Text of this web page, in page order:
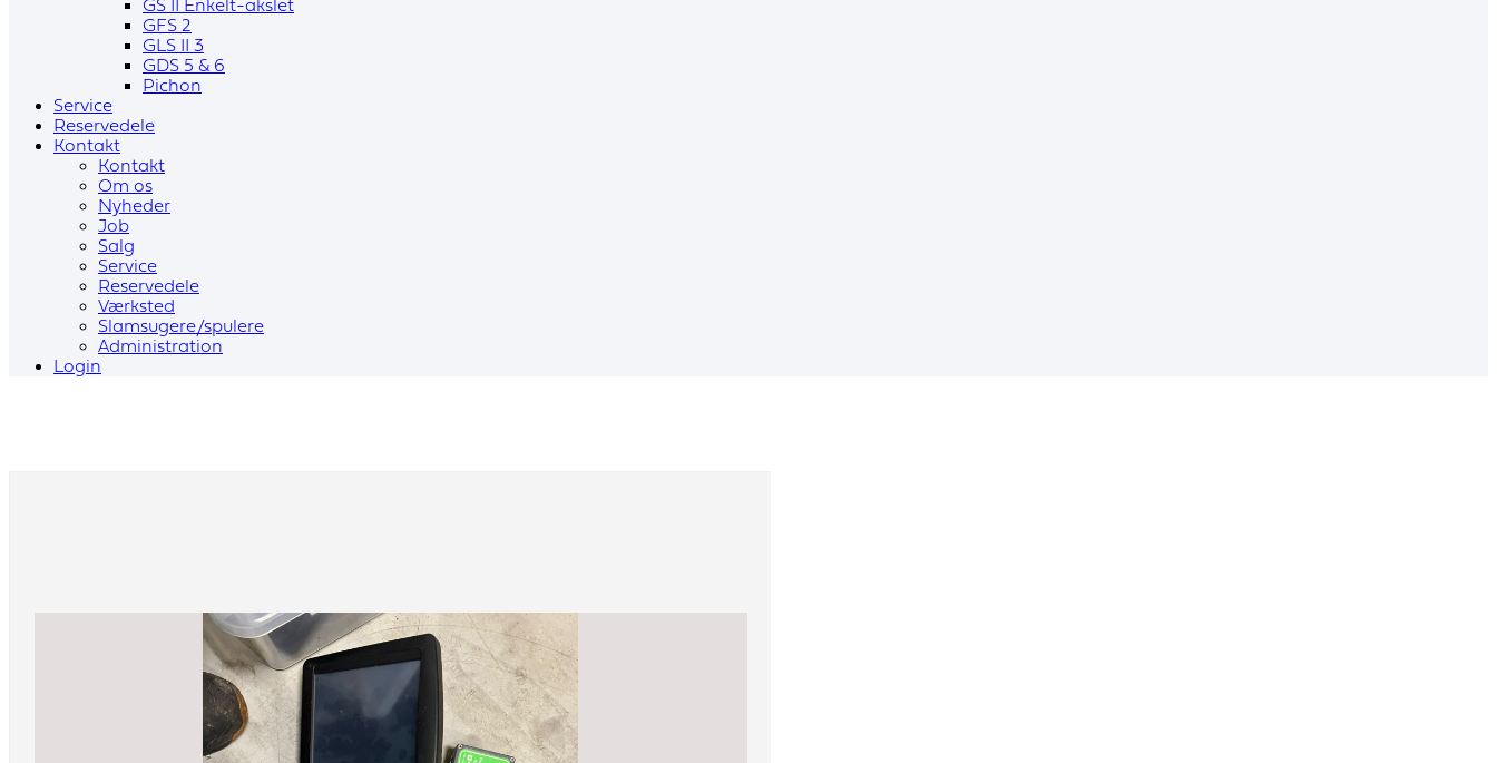
GS II Enkelt-akslet
GFS 2
GLS II 3
GDS 5 & 6
Pichon
Service
Reservedele
Kontakt
Kontakt
Om os
Nyheder
Job
Salg
Service
Reservedele
Værksted
Slamsugere/spulere
Administration
Login